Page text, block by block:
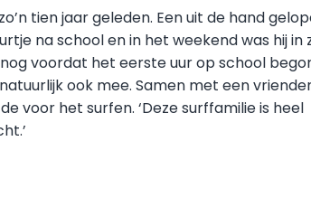
tien jaar geleden. Een uit de hand
na school en in het weekend was hij in
voordat het eerste uur op school
ook mee. Samen met een
voor het surfen. ‘Deze surffamilie is heel